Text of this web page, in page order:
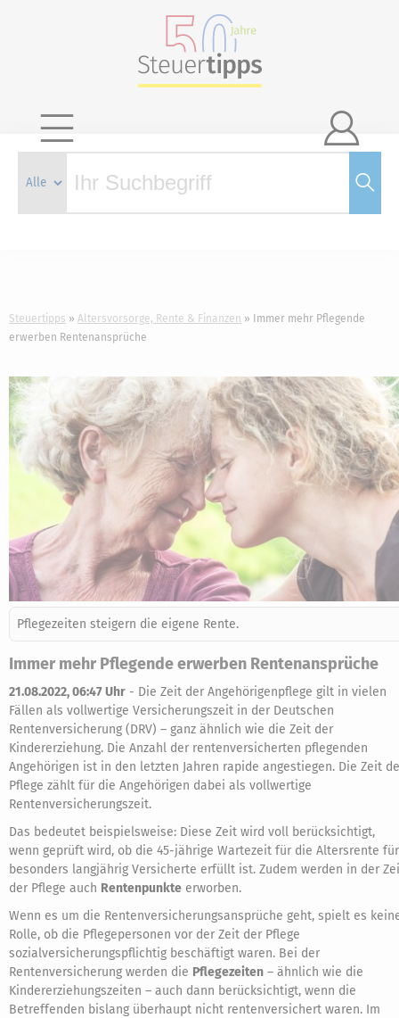

Steuertipps Altersvorsorge, Rente & Finanzen
Immer mehr Pflegende
erwerben Rentenansprüche
Pflegezeiten steigern die eigene Rente.
Immer mehr Pflegende erwerben Rentenansprüche
21.08.2022, 06:47 Uhr - Die Zeit der Angehörigenpflege gilt in vielen
Fällen als vollwertige Versicherungszeit in der Deutschen
Rentenversicherung (DRV) – ganz ähnlich wie die Zeit der
Kindererziehung. Die Anzahl der rentenversicherten pflegenden
Angehörigen ist in den letzten Jahren rapide angestiegen. Die Zeit
Pflege zählt für die Angehörigen dabei als vollwertige
Rentenversicherungszeit.
Das bedeutet beispielsweise: Diese Zeit wird voll berücksichtigt,
wenn geprüft wird, ob die 45-jährige Wartezeit für die Altersrente für
besonders langjährig Versicherte erfüllt ist. Zudem werden in der
der Pflege auch Rentenpunkte erworben.
Wenn es um die Rentenversicherungsansprüche geht, spielt es
Rolle, ob die Pflegepersonen vor der Zeit der Pflege
sozialversicherungspflichtig beschäftigt waren. Bei der
Rentenversicherung werden die Pflegezeiten – ähnlich wie die
Kindererziehungszeiten – auch dann berücksichtigt, wenn die
Betreffenden bislang überhaupt nicht rentenversichert waren. Im